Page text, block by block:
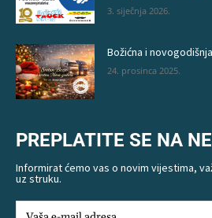
3. siječnja 2026.
Božićna i
24. prosinca 2025.
PREPLATITE SE NA
Informirat ćemo vas o novim vijestima,
uz struku.